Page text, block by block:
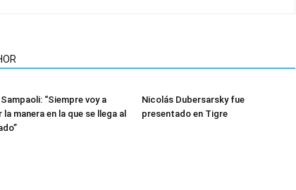
“Siempre voy a
la manera en la que se llega al
Nicolás Dubersarsky fue
presentado en Tigre